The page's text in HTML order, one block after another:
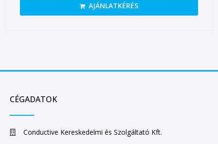
AJÁNLATKÉRÉS
CÉGADATOK
Conductive Kereskedelmi és Szolgáltató Kft.